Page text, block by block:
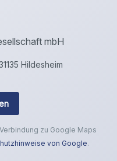
mbH
Hildesheim
zu Google Maps
von Google.